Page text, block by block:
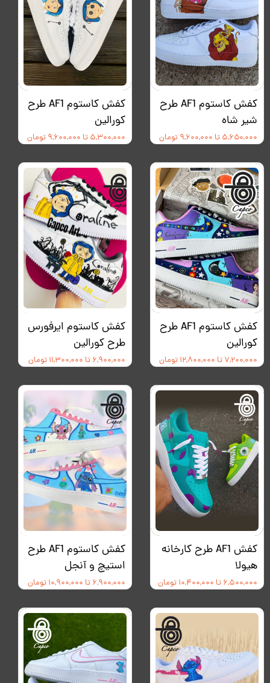
کفش کاستوم AF1 طرح
شیر شاه
۵,۶۵۰,۰۰۰ تا ۹,۶۰۰,۰۰۰ تومان
کفش کاستوم AF1 طرح
کورالین
۵,۳۰۰,۰۰۰ تا ۹,۶۰۰,۰۰۰ تومان
کفش کاستوم AF1 طرح
کورالین
۷,۲۰۰,۰۰۰ تا ۱۲,۸۰۰,۰۰۰ تومان
کفش کاستوم ایرفورس
طرح کورالین
۶,۹۰۰,۰۰۰ تا ۱۱,۳۰۰,۰۰۰ تومان
کفش AF1 طرح کارخانه
هیولا
۶,۵۰۰,۰۰۰ تا ۱۰,۴۰۰,۰۰۰ تومان
کفش کاستوم AF1 طرح
استیچ و آنجل
۶,۹۰۰,۰۰۰ تا ۱۰,۹۰۰,۰۰۰ تومان